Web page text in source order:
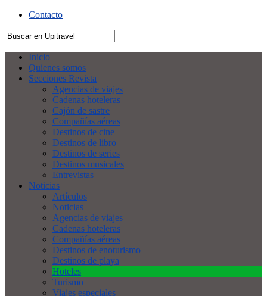
Contacto
Inicio
Quienes somos
Secciones Revista
Agencias de viajes
Cadenas hoteleras
Cajón de sastre
Compañías aéreas
Destinos de cine
Destinos de libro
Destinos de series
Destinos musicales
Entrevistas
Noticias
Artículos
Noticias
Agencias de viajes
Cadenas hoteleras
Compañías aéreas
Destinos de enoturismo
Destinos de playa
Hoteles
Turismo
Viajes especiales